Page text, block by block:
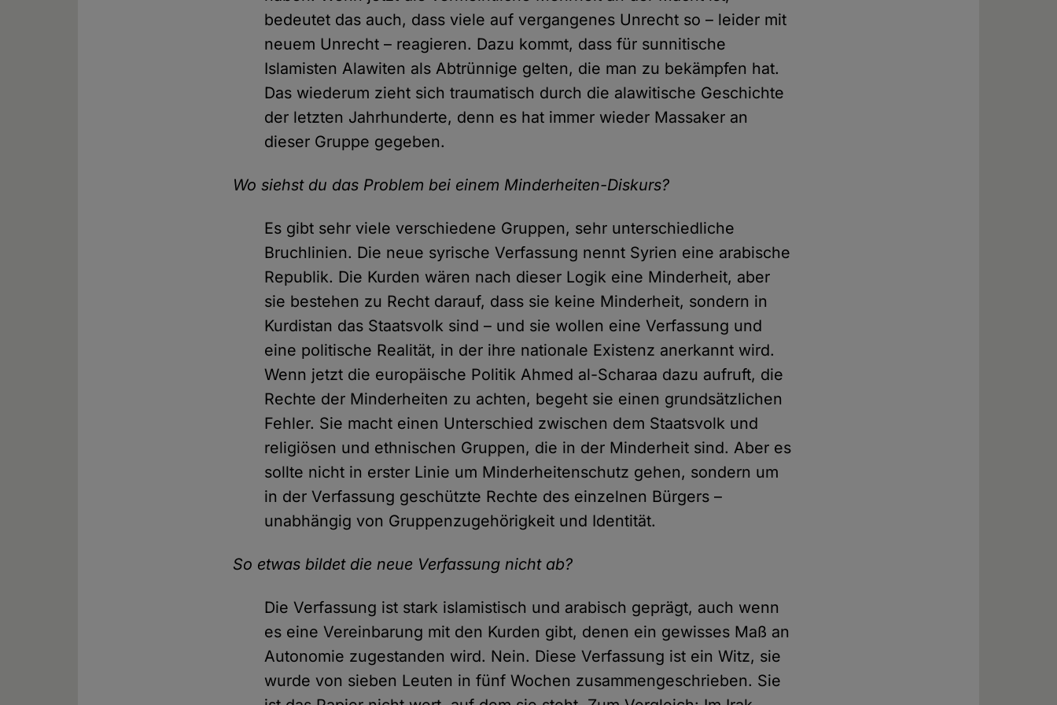
bedeutet das auch, dass viele auf vergangenes Unrecht so – leider mit
neuem Unrecht – reagieren. Dazu kommt, dass für sunnitische
Islamisten Alawiten als Abtrünnige gelten, die man zu bekämpfen hat.
Das wiederum zieht sich traumatisch durch die alawitische Geschichte
der letzten Jahrhunderte, denn es hat immer wieder Massaker an
dieser Gruppe gegeben.
Wo siehst du das Problem bei einem Minderheiten-Diskurs?
Es gibt sehr viele verschiedene Gruppen, sehr unterschiedliche
Bruchlinien. Die neue syrische Verfassung nennt Syrien eine arabische
Republik. Die Kurden wären nach dieser Logik eine Minderheit, aber
sie bestehen zu Recht darauf, dass sie keine Minderheit, sondern in
Kurdistan das Staatsvolk sind – und sie wollen eine Verfassung und
eine politische Realität, in der ihre nationale Existenz anerkannt wird.
Wenn jetzt die europäische Politik Ahmed al-Scharaa dazu aufruft, die
Rechte der Minderheiten zu achten, begeht sie einen grundsätzlichen
Fehler. Sie macht einen Unterschied zwischen dem Staatsvolk und
religiösen und ethnischen Gruppen, die in der Minderheit sind. Aber es
sollte nicht in erster Linie um Minderheitenschutz gehen, sondern um
in der Verfassung geschützte Rechte des einzelnen Bürgers –
unabhängig von Gruppenzugehörigkeit und Identität.
So etwas bildet die neue Verfassung nicht ab?
Die Verfassung ist stark islamistisch und arabisch geprägt, auch wenn
es eine Vereinbarung mit den Kurden gibt, denen ein gewisses Maß an
Autonomie zugestanden wird. Nein. Diese Verfassung ist ein Witz, sie
wurde von sieben Leuten in fünf Wochen zusammengeschrieben. Sie